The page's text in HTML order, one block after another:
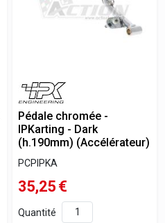
Pédale chromée -
IPKarting - Dark
(h.190mm) (Accélérateur)
PCPIPKA
35,25 €
Quantité